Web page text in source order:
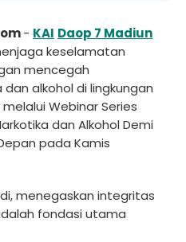
- KAI Daop 7 Madiun
keselamatan
mencegah
alkohol di lingkungan
Webinar Series
dan Alkohol Demi
pada Kamis
menegaskan integritas
fondasi utama